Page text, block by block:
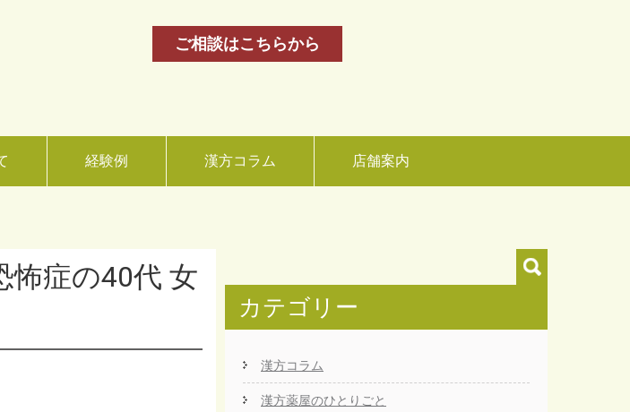
ご相談はこちらから
経験例 漢方コラム 店舗案内
症の40代 女
カテゴリー
漢方コラム
漢方薬屋のひとりごと